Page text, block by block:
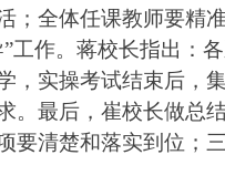
；全体任课教师要精
作。 蒋校长指出：
，实操考试结束后，
。 最后，崔校长做总
要清楚和落实到位 ；